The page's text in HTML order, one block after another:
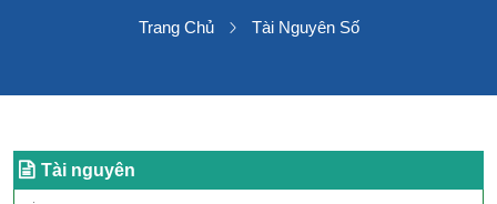
Trang Chủ Tài Nguyên Số
Tài nguyên